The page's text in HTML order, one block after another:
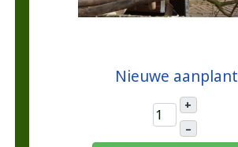
Nieuwe aanplant
+
–